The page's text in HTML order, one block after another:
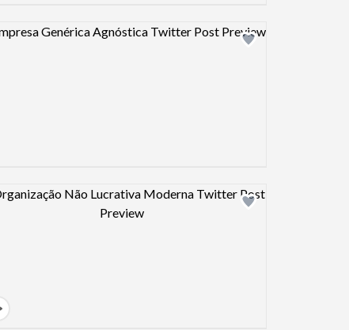
Design preview image
Design preview image